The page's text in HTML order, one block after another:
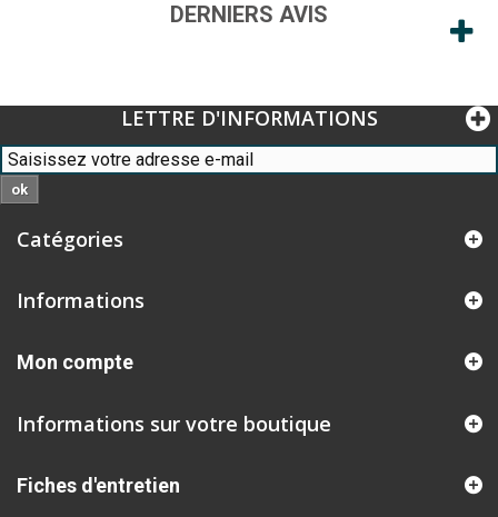
DERNIERS AVIS
LETTRE D'INFORMATIONS
ok
Catégories
Informations
Mon compte
Informations sur votre boutique
Fiches d'entretien